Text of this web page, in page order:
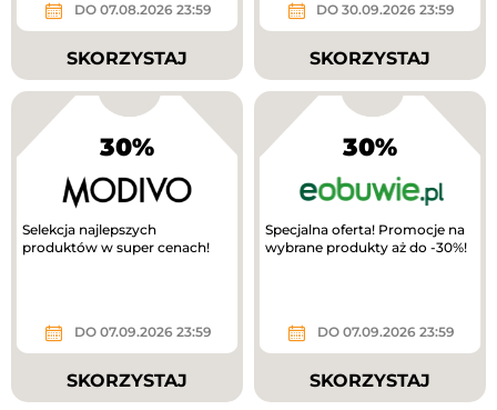
DO 07.08.2026 23:59
SKORZYSTAJ
DO 30.09.2026 23:59
SKORZYSTAJ
30%
Selekcja najlepszych
produktów w super cenach!
DO 07.09.2026 23:59
SKORZYSTAJ
30%
Specjalna oferta! Promocje na
wybrane produkty aż do -30%!
DO 07.09.2026 23:59
SKORZYSTAJ